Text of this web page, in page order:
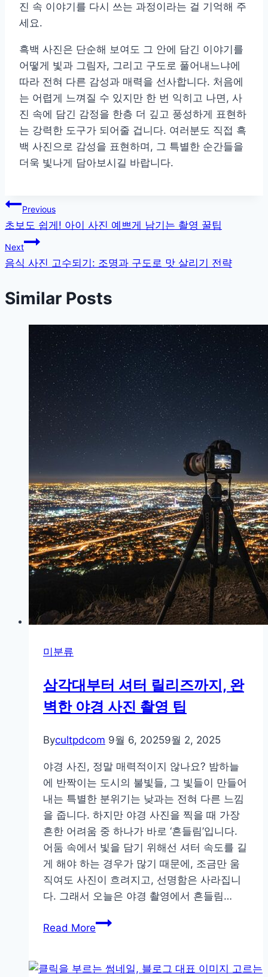
진 속 이야기를 다시 쓰는 과정이라는 걸 기억해 주
세요.
흑백 사진은 단순해 보여도 그 안에 담긴 이야기를
어떻게 빛과 그림자, 그리고 구도로 풀어내느냐에
따라 전혀 다른 감성과 매력을 선사합니다. 처음에
는 어렵게 느껴질 수 있지만 한 번 익히고 나면, 사
진 속에 담긴 감정을 한층 더 깊고 풍성하게 표현하
는 강력한 도구가 되어줄 겁니다. 여러분도 직접 흑
백 사진으로 감성을 표현하며, 그 특별한 순간들을
더욱 빛나게 담아보시길 바랍니다.
글
탐
색
Previous
초보도 쉽게! 아이 사진 예쁘게 남기는 촬영 꿀팁
Next
음식 사진 고수되기: 조명과 구도로 맛 살리기 전략
Similar Posts
미분류
삼각대부터 셔터 릴리즈까지, 완
벽한 야경 사진 촬영 팁
Bycultpdcom 9월 6, 20259월 2, 2025
야경 사진, 정말 매력적이지 않나요? 밤하늘
에 반짝이는 도시의 불빛들, 그 빛들이 만들어
내는 특별한 분위기는 낮과는 전혀 다른 느낌
을 줍니다. 하지만 야경 사진을 찍을 때 가장
흔한 어려움 중 하나가 바로 ‘흔들림’입니다.
어둠 속에서 빛을 담기 위해선 셔터 속도를 길
게 해야 하는 경우가 많기 때문에, 조금만 움
직여도 사진이 흐려지고, 선명함은 사라집니
다. 그래서 오늘은 야경 촬영에서 흔들림…
Read More삼
부